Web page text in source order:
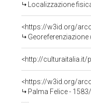
Localizzazione
<https://w3id.org/
<http://culturaitalia.it/
<https://w3id.org/
Palma Felice -